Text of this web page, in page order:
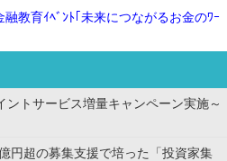
教育ｲﾍﾞﾝﾄ｢未来につながるお金のﾜｰ
ントサービス増量キャンペーン実施～
円超の募集支援で培った「投資家集